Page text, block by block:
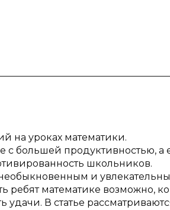
на уроках математики.
с большей продуктивностью, а
школьников.
и
ребят математике возможно,
удачи. В статье